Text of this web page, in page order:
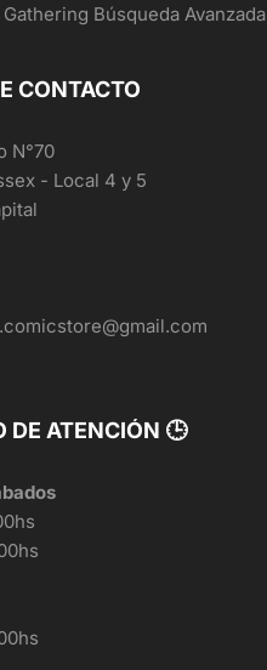
Búsqueda Avanzada
CONTACTO
N°70
- Local 4 y 5
DE ATENCIÓN 🕒